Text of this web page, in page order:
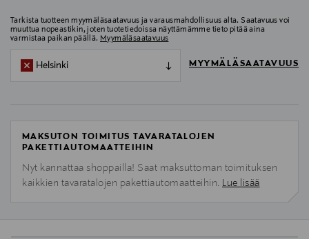
Tarkista tuotteen myymäläsaatavuus ja varausmahdollisuus alta. Saatavuus voi
muuttua nopeastikin, joten tuotetiedoissa näyttämämme tieto pitää aina
varmistaa paikan päällä. Myymäläsaatavuus
Helsinki MYYMÄLÄSAATAVUUS
MAKSUTON TOIMITUS TAVARATALOJEN
PAKETTIAUTOMAATTEIHIN
Nyt kannattaa shoppailla! Saat maksuttoman toimituksen
kaikkien tavaratalojen pakettiautomaatteihin. Lue lisää